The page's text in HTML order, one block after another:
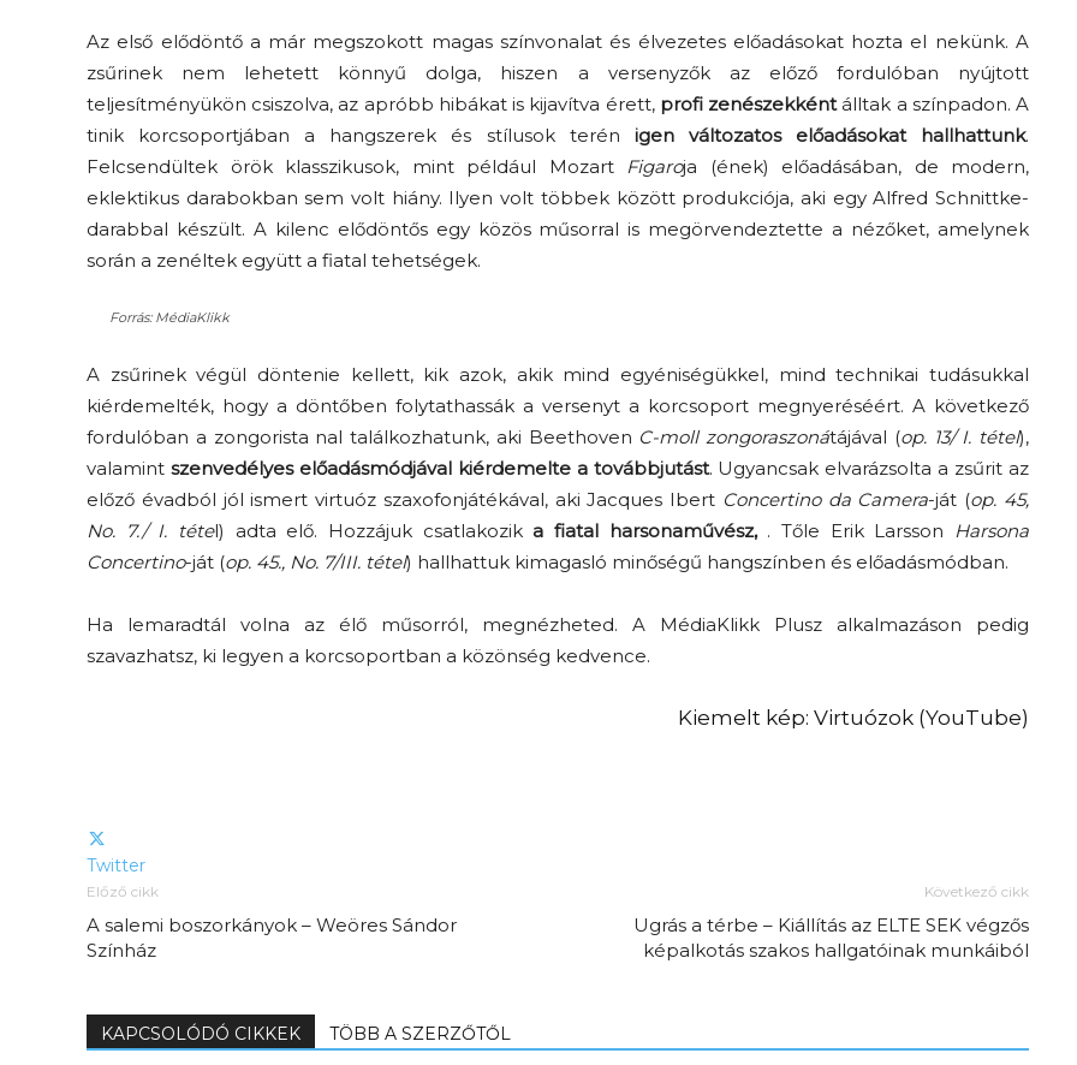
Az első elődöntő a már megszokott magas színvonalat és élvezetes előadásokat hozta el nekünk. A
zsűrinek nem lehetett könnyű dolga, hiszen a versenyzők az előző fordulóban nyújtott
teljesítményükön csiszolva, az apróbb hibákat is kijavítva érett, profi zenészekkéntálltak a színpadon. A
tinik korcsoportjában a hangszerek és stílusok terén igen változatos előadásokat hallhattunk.
Felcsendültek örök klasszikusok, mint például Mozart Figaroja (ének) előadásában, de modern,
eklektikus darabokban sem volt hiány. Ilyen volt többek között produkciója, aki egy Alfred Schnittke-
darabbal készült. A kilenc elődöntős egy közös műsorral is megörvendeztette a nézőket, amelynek
során a zenéltek együtt a fiatal tehetségek.
Forrás: MédiaKlikk
A zsűrinek végül döntenie kellett, kik azok, akik mind egyéniségükkel, mind technikai tudásukkal
kiérdemelték, hogy a döntőben folytathassák a versenyt a korcsoport megnyeréséért. A következő
fordulóban a zongorista nal találkozhatunk, aki Beethoven C-moll zongoraszonátájával (op. 13/ I. tétel),
valamint szenvedélyes előadásmódjával kiérdemelte a továbbjutást. Ugyancsak elvarázsolta a zsűrit az
előző évadból jól ismertvirtuóz szaxofonjátékával, aki Jacques Ibert Concertino da Camera-ját (op. 45,
No. 7./ I. tétel) adta elő. Hozzájuk csatlakozik a fiatal harsonaművész,. Tőle Erik Larsson Harsona
Concertino-ját (op. 45., No. 7/III. tétel) hallhattuk kimagasló minőségű hangszínben és előadásmódban.
Ha lemaradtál volna az élő műsorról, megnézheted. A MédiaKlikk Plusz alkalmazáson pedig
szavazhatsz, ki legyen a korcsoportban a közönség kedvence.
Kiemelt kép: Virtuózok (YouTube)
Twitter
Előző cikk
A salemi boszorkányok – Weöres Sándor
Színház
Következő cikk
Ugrás a térbe – Kiállítás az ELTE SEK végzős
képalkotás szakos hallgatóinak munkáiból
KAPCSOLÓDÓ CIKKEK TÖBB A SZERZŐTŐL